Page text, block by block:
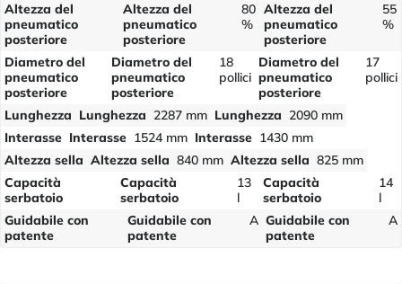
Altezza del
pneumatico
posteriore
Altezza del
pneumatico
posteriore
80
%
Altezza del
pneumatico
posteriore
55
%
Diametro del
pneumatico
posteriore
Diametro del
pneumatico
posteriore
18
pollici
Diametro del
pneumatico
posteriore
17
pollici
Lunghezza Lunghezza 2287 mm Lunghezza 2090 mm
Interasse Interasse 1524 mm Interasse 1430 mm
Altezza sella Altezza sella 840 mm Altezza sella 825 mm
Capacità
serbatoio
Capacità
serbatoio
13
l
Capacità
serbatoio
14
l
Guidabile con
patente
Guidabile con
patente
A Guidabile con
patente
A